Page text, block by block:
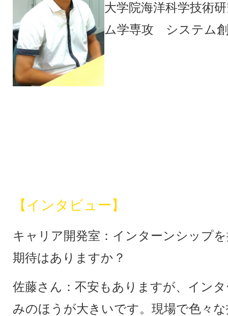
大学院海洋科学技術
ム学専攻 システム
【インタビュー】
キャリア開発室：インターンシップ
期待はありますか？
佐藤さん：不安もありますが、イン
みのほうが大きいです。現場で色々